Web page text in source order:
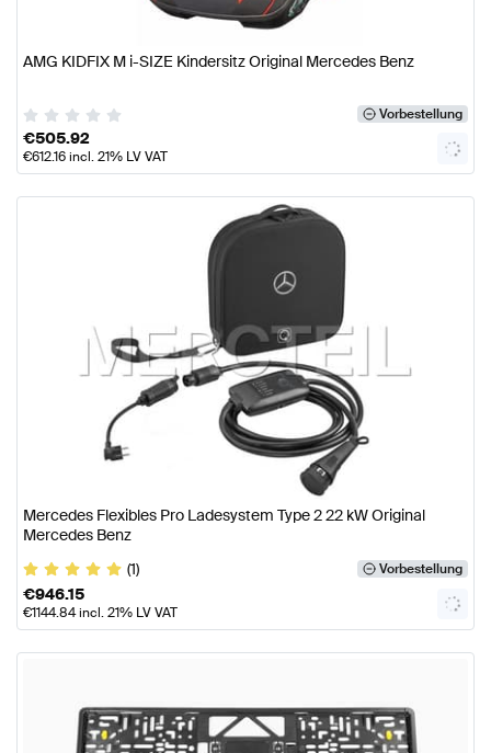
AMG KIDFIX M i-SIZE Kindersitz Original Mercedes Benz
Vorbestellung
€505.92
€612.16incl. 21% LV VAT
Mercedes Flexibles Pro Ladesystem Type 2 22 kW Original
Mercedes Benz
(1)
Vorbestellung
€946.15
€1144.84incl. 21% LV VAT